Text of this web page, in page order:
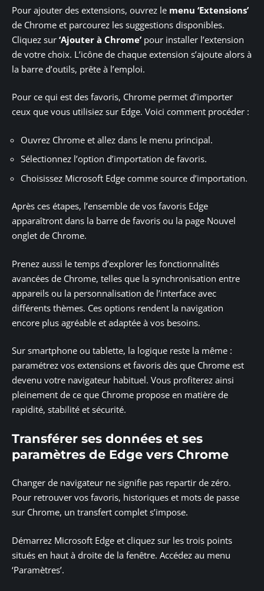
Pour ajouter des extensions, ouvrez le menu ‘Extensions’
de Chrome et parcourez les suggestions disponibles.
Cliquez sur ‘Ajouter à Chrome’ pour installer l’extension
de votre choix. L’icône de chaque extension s’ajoute alors à
la barre d’outils, prête à l’emploi.
Pour ce qui est des favoris, Chrome permet d’importer
ceux que vous utilisiez sur Edge. Voici comment procéder :
Ouvrez Chrome et allez dans le menu principal.
Sélectionnez l’option d’importation de favoris.
Choisissez Microsoft Edge comme source d’importation.
Après ces étapes, l’ensemble de vos favoris Edge
apparaîtront dans la barre de favoris ou la page Nouvel
onglet de Chrome.
Prenez aussi le temps d’explorer les fonctionnalités
avancées de Chrome, telles que la synchronisation entre
appareils ou la personnalisation de l’interface avec
différents thèmes. Ces options rendent la navigation
encore plus agréable et adaptée à vos besoins.
Sur smartphone ou tablette, la logique reste la même :
paramétrez vos extensions et favoris dès que Chrome est
devenu votre navigateur habituel. Vous profiterez ainsi
pleinement de ce que Chrome propose en matière de
rapidité, stabilité et sécurité.
Transférer ses données et ses
paramètres de Edge vers Chrome
Changer de navigateur ne signifie pas repartir de zéro.
Pour retrouver vos favoris, historiques et mots de passe
sur Chrome, un transfert complet s’impose.
Démarrez Microsoft Edge et cliquez sur les trois points
situés en haut à droite de la fenêtre. Accédez au menu
‘Paramètres’.